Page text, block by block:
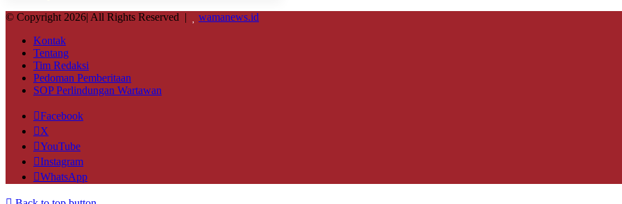
© Copyright 2026| All Rights Reserved |
wamanews.id
Kontak
Tentang
Tim Redaksi
Pedoman Pemberitaan
SOP Perlindungan Wartawan
Facebook
X
YouTube
Instagram
WhatsApp